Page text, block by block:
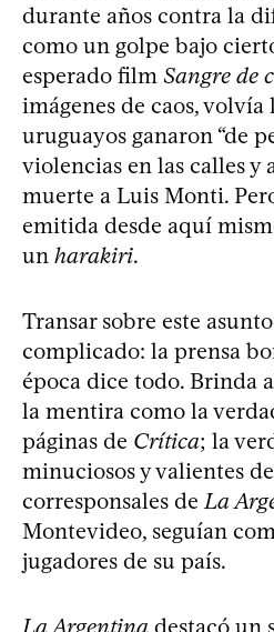
durante años contra la
como un golpe bajo
esperado film Sangre de
imágenes de caos,
uruguayos ganaron “de
violencias en las calles y
muerte a Luis Monti.
emitida desde aquí
un harakiri.
Transar sobre este
complicado: la prensa
época dice todo. Brinda
la mentira como la
páginas de Crítica; la
minuciosos y valientes
corresponsales deLa
Montevideo, seguían
jugadores de su país.
La Argentina destacó un